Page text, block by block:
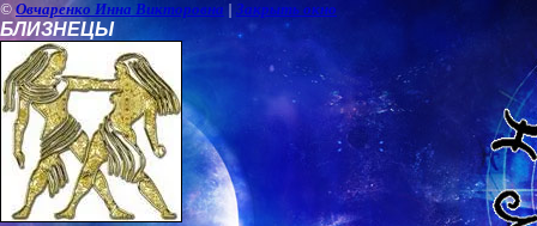
©Овчаренко Инна Викторовна | Закрыть окно
БЛИЗНЕЦЫ